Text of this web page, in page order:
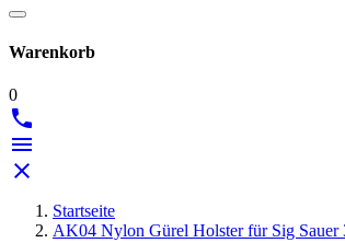
Warenkorb
0



Startseite
AK04 Nylon Gürel Holster für Sig Sauer